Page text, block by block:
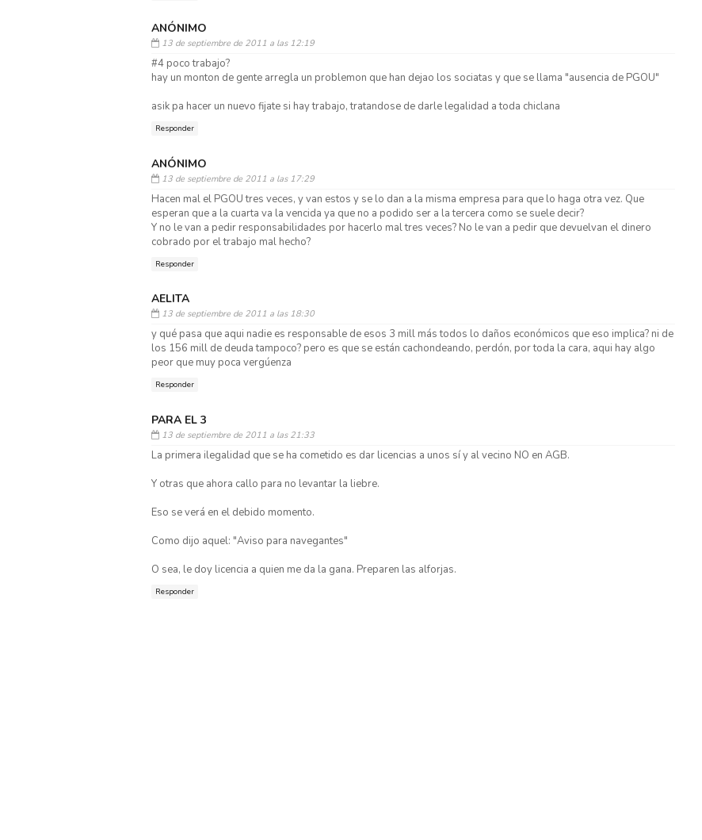
ANÓNIMO
13 de septiembre de 2011 a las 12:19
#4 poco trabajo?
hay un monton de gente arregla un problemon que han dejao los sociatas y que se llama "ausencia de PGOU"
asik pa hacer un nuevo fijate si hay trabajo, tratandose de darle legalidad a toda chiclana
Responder
ANÓNIMO
13 de septiembre de 2011 a las 17:29
Hacen mal el PGOU tres veces, y van estos y se lo dan a la misma empresa para que lo haga otra vez. Que
esperan que a la cuarta va la vencida ya que no a podido ser a la tercera como se suele decir?
Y no le van a pedir responsabilidades por hacerlo mal tres veces? No le van a pedir que devuelvan el dinero
cobrado por el trabajo mal hecho?
Responder
AELITA
13 de septiembre de 2011 a las 18:30
y qué pasa que aqui nadie es responsable de esos 3 mill más todos lo daños económicos que eso implica? ni de
los 156 mill de deuda tampoco? pero es que se están cachondeando, perdón, por toda la cara, aqui hay algo
peor que muy poca vergúenza
Responder
PARA EL 3
13 de septiembre de 2011 a las 21:33
La primera ilegalidad que se ha cometido es dar licencias a unos sí y al vecino NO en AGB.
Y otras que ahora callo para no levantar la liebre.
Eso se verá en el debido momento.
Como dijo aquel: "Aviso para navegantes"
O sea, le doy licencia a quien me da la gana. Preparen las alforjas.
Responder